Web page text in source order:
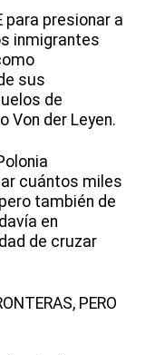
para presionar a
inmigrantes
sus
de
Von der Leyen.
cuántos miles
también de
en
de cruzar
PERO